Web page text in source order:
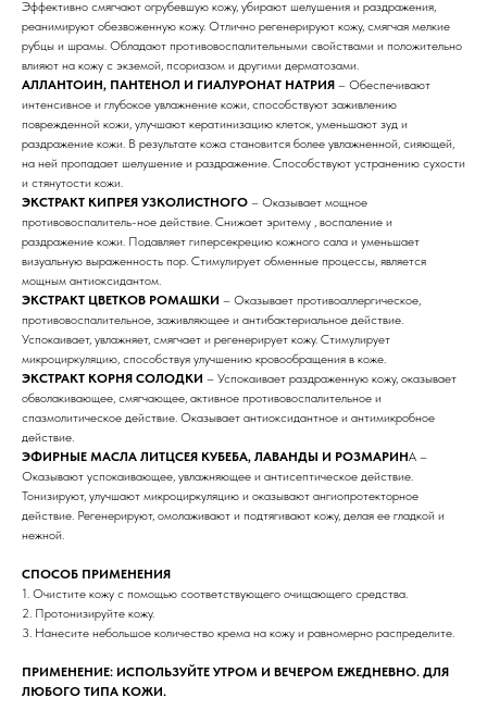
Эффективно смягчают огрубевшую кожу, убирают шелушения и раздражения,
реанимируют обезвоженную кожу. Отлично регенерируют кожу, смягчая мелкие
рубцы и шрамы. Обладают противовоспалительными свойствами и положительно
влияют на кожу с экземой, псориазом и другими дерматозами.
АЛЛАНТОИН, ПАНТЕНОЛ И ГИАЛУРОНАТ НАТРИЯ – Обеспечивают
интенсивное и глубокое увлажнение кожи, способствуют заживлению
поврежденной кожи, улучшают кератинизацию клеток, уменьшают зуд и
раздражение кожи. В результате кожа становится более увлажненной, сияющей,
на ней пропадает шелушение и раздражение. Способствуют устранению сухости
и стянутости кожи.
ЭКСТРАКТ КИПРЕЯ УЗКОЛИСТНОГО – Оказывает мощное
противовоспалитель-ное действие. Снижает эритему , воспаление и
раздражение кожи. Подавляет гиперсекрецию кожного сала и уменьшает
визуальную выраженность пор. Стимулирует обменные процессы, является
мощным антиоксидантом.
ЭКСТРАКТ ЦВЕТКОВ РОМАШКИ – Оказывает противоаллергическое,
противовоспалительное, заживляющее и антибактериальное действие.
Успокаивает, увлажняет, смягчает и регенерирует кожу. Стимулирует
микроциркуляцию, способствуя улучшению кровообращения в коже.
ЭКСТРАКТ КОРНЯ СОЛОДКИ – Успокаивает раздраженную кожу, оказывает
обволакивающее, смягчающее, активное противовоспалительное и
спазмолитическое действие. Оказывает антиоксидантное и антимикробное
действие.
ЭФИРНЫЕ МАСЛА ЛИТЦСЕЯ КУБЕБА, ЛАВАНДЫ И РОЗМАРИНА –
Оказывают успокаивающее, увлажняющее и антисептическое действие.
Тонизируют, улучшают микроциркуляцию и оказывают ангиопротекторное
действие. Регенерируют, омолаживают и подтягивают кожу, делая ее гладкой и
нежной.
СПОСОБ ПРИМЕНЕНИЯ
1. Очистите кожу с помощью соответствующего очищающего средства.
2. Протонизируйте кожу.
3. Нанесите небольшое количество крема на кожу и равномерно распределите.
ПРИМЕНЕНИЕ: ИСПОЛЬЗУЙТЕ УТРОМ И ВЕЧЕРОМ ЕЖЕДНЕВНО. ДЛЯ
ЛЮБОГО ТИПА КОЖИ.
Бренды
Профессиональная
Препараты косметолога
Доставка